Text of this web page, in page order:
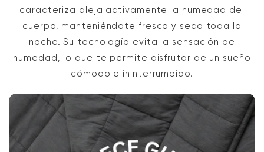
caracteriza aleja activamente la humedad del
cuerpo, manteniéndote fresco y seco toda la
noche. Su tecnología evita la sensación de
humedad, lo que te permite disfrutar de un sueño
cómodo e ininterrumpido.